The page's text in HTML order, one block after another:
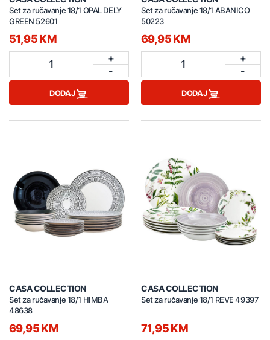
Set za ručavanje 18/1 OPAL DELY
GREEN 52601
51,95 KM
1
+
-
DODAJ
Set za ručavanje 18/1 ABANICO
50223
69,95 KM
1
+
-
DODAJ
CASA COLLECTION
Set za ručavanje 18/1 HIMBA
48638
69,95 KM
CASA COLLECTION
Set za ručavanje 18/1 REVE 49397
71,95 KM